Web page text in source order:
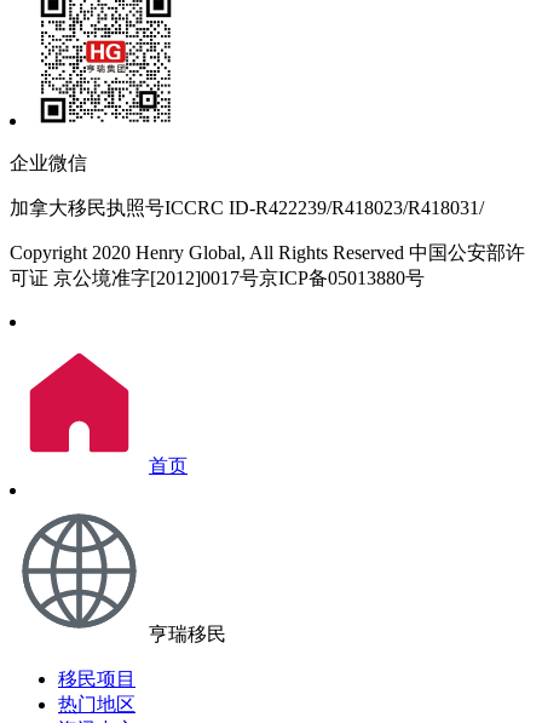
企业微信
加拿大移民执照号ICCRC ID-R422239/R418023/R418031/
Copyright 2020 Henry Global, All Rights Reserved 中国公安部许
可证 京公境准字[2012]0017号京ICP备05013880号
首页
亨瑞移民
移民项目
热门地区